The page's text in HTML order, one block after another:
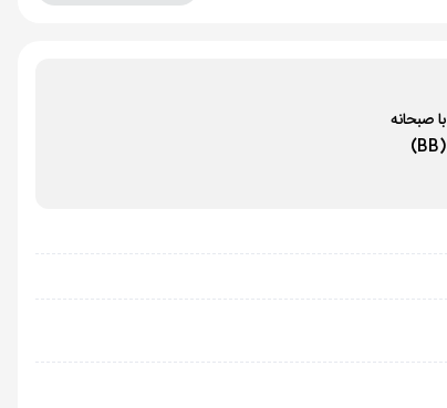
با صبحانه
(BB)